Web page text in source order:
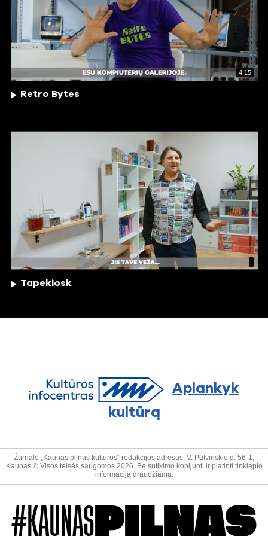
4:15
Retro Bytes
Tapekiosk
Aplankyk
kultūrą
Žurnalo „Kaunas pilnas kultūros“ redakcijos adresas: V. Putvinskio g. 56-1,
Kaunas © Visos teisės saugomos 2026. Be sutikimo kopijuoti ir platinti tinklapio
informaciją draudžiama.
#KAUNAS PILNAS